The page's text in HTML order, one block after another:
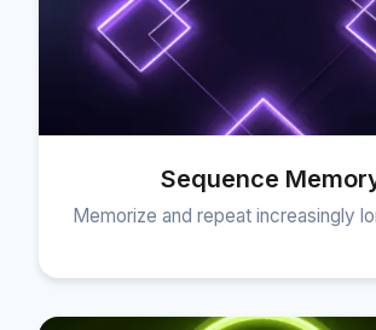
Sequence
Memorize and repeat increasingly